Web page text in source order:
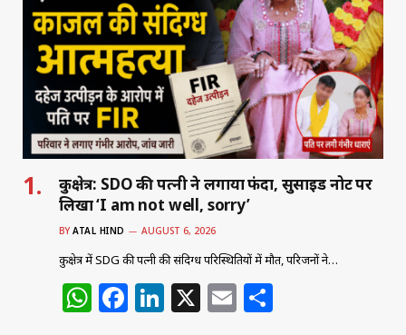
कुरुक्षेत्र: SDO की पत्नी ने लगाया फंदा, सुसाइड नोट पर
लिखा ‘I am not well, sorry’
BY ATAL HIND AUGUST 6, 2026
कुरुक्षेत्र में SDG की पत्नी की संदिग्ध परिस्थितियों में मौत, परिजनों ने…
W F Li X E